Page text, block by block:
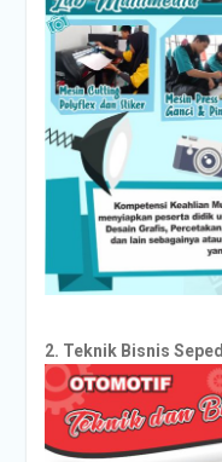
2. Teknik Bisnis